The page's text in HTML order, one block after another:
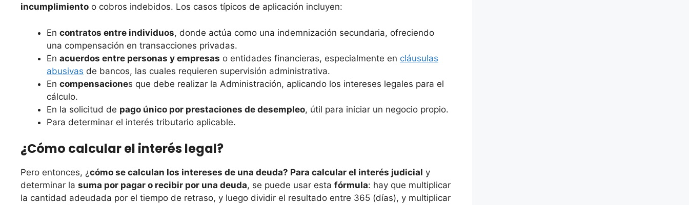
incumplimiento o cobros indebidos. Los casos típicos de aplicación incluyen:
En contratos entre individuos, donde actúa como una indemnización secundaria, ofreciendo
una compensación en transacciones privadas.
En acuerdos entre personas y empresas o entidades financieras, especialmente en cláusulas
abusivas de bancos, las cuales requieren supervisión administrativa.
En compensaciones que debe realizar la Administración, aplicando los intereses legales para el
cálculo.
En la solicitud de pago único por prestaciones de desempleo, útil para iniciar un negocio propio.
Para determinar el interés tributario aplicable.
¿Cómo calcular el interés legal?
Pero entonces, ¿cómo se calculan los intereses de una deuda? Para calcular el interés judicial y
determinar la suma por pagar o recibir por una deuda, se puede usar esta fórmula: hay que multiplicar
la cantidad adeudada por el tiempo de retraso, y luego dividir el resultado entre 365 (días), y multiplicar